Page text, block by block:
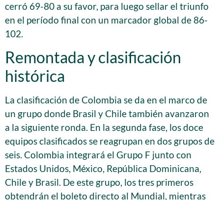
cerró 69-80 a su favor, para luego sellar el triunfo
en el período final con un marcador global de 86-
102.
Remontada y clasificación
histórica
La clasificación de Colombia se da en el marco de
un grupo donde Brasil y Chile también avanzaron
a la siguiente ronda. En la segunda fase, los doce
equipos clasificados se reagrupan en dos grupos de
seis. Colombia integrará el Grupo F junto con
Estados Unidos, México, República Dominicana,
Chile y Brasil. De este grupo, los tres primeros
obtendrán el boleto directo al Mundial, mientras